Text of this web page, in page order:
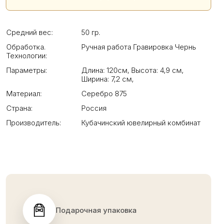
Средний вес:
50 гр.
Обработка.
Технологии:
Ручная работа Гравировка Чернь
Параметры: Длина: 120см, Высота: 4,9 см,
Ширина: 7,2 см,
Материал:
Серебро 875
Страна:
Россия
Производитель:
Кубачинский ювелирный комбинат
Подарочная упаковка